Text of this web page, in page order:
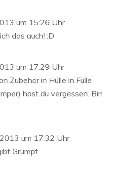
um 15:26 Uhr
das auch! :D
um 17:29 Uhr
Zubehör in Hülle in Fülle
hast du vergessen. Bin
um 17:32 Uhr
Grümpf